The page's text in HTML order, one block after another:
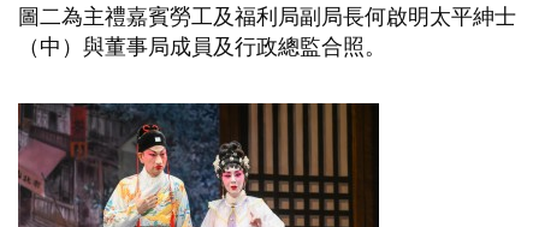
圖二為主禮嘉賓勞工及福利局副局長何啟明太平紳士
（中）與董事局成員及行政總監合照。